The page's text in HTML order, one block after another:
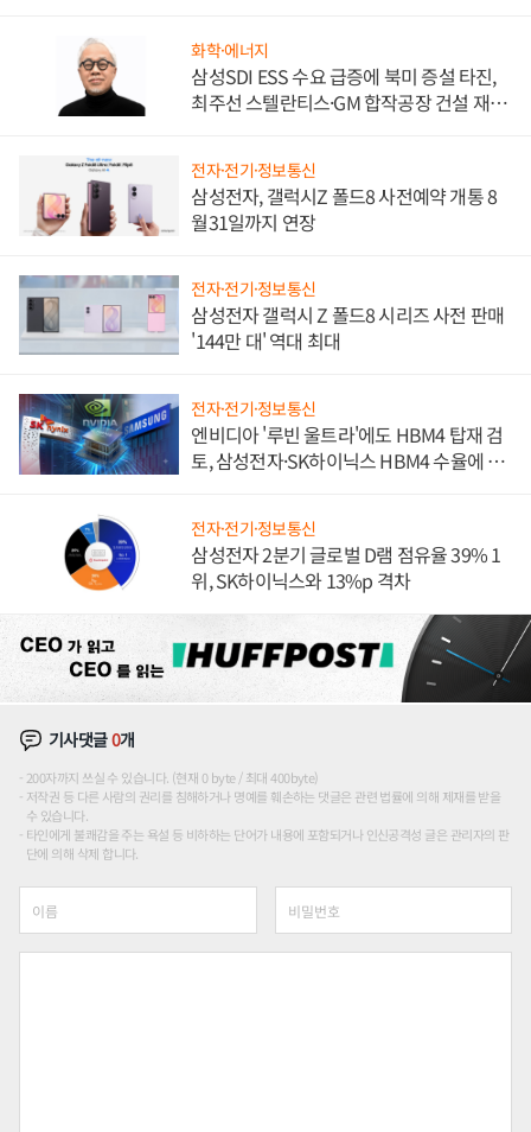
화학·에너지
삼성SDI ESS 수요 급증에 북미 증설 타진,
최주선 스텔란티스·GM 합작공장 건설 재추
전자·전기·정보통신
삼성전자, 갤럭시Z 폴드8 사전예약 개통 8
월31일까지 연장
전자·전기·정보통신
삼성전자 갤럭시 Z 폴드8 시리즈 사전 판매
'144만 대' 역대 최대
전자·전기·정보통신
엔비디아 '루빈 울트라'에도 HBM4 탑재 검
토, 삼성전자·SK하이닉스 HBM4 수율에 주
전자·전기·정보통신
삼성전자 2분기 글로벌 D램 점유율 39% 1
위, SK하이닉스와 13%p 격차
기사댓글0개
200자까지 쓰실 수 있습니다. (현재 0 byte / 최대 400byte)
저작권 등 다른 사람의 권리를 침해하거나 명예를 훼손하는 댓글은 관련 법률에 의해 제재를 받을
수 있습니다.
타인에게 불쾌감을 주는 욕설 등 비하하는 단어가 내용에 포함되거나 인신공격성 글은 관리자의 판
단에 의해 삭제 합니다.